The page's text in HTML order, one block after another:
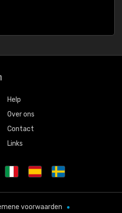
Help
Over ons
Contact
Links
voorwaarden